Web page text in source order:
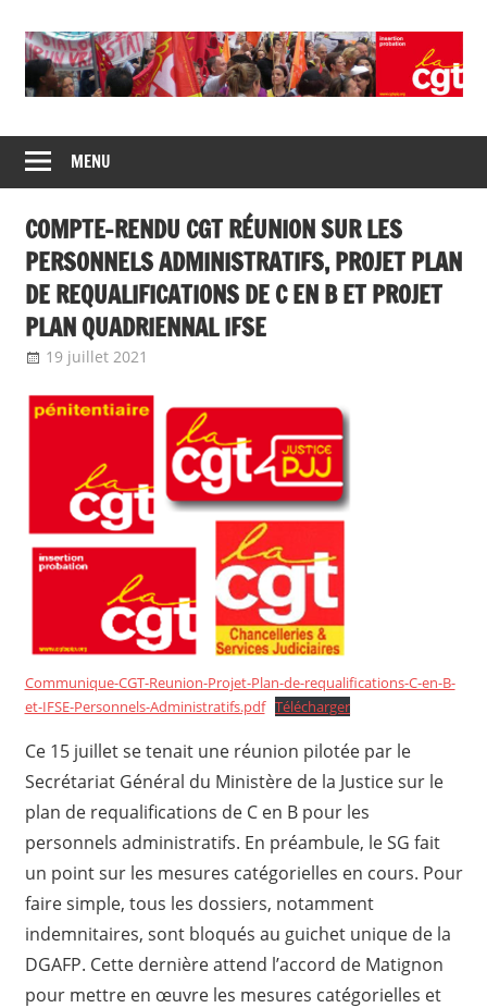
content
CGT
insertion
probation
de
syndicats
CGT
insertion
probation
MENU
COMPTE-RENDU CGT RÉUNION SUR LES
PERSONNELS ADMINISTRATIFS, PROJET PLAN
DE REQUALIFICATIONS DE C EN B ET PROJET
PLAN QUADRIENNAL IFSE
19 juillet 2021
Communique-CGT-Reunion-Projet-Plan-de-requalifications-C-en-B-
et-IFSE-Personnels-Administratifs.pdf Télécharger
Ce 15 juillet se tenait une réunion pilotée par le
Secrétariat Général du Ministère de la Justice sur le
plan de requalifications de C en B pour les
personnels administratifs. En préambule, le SG fait
un point sur les mesures catégorielles en cours. Pour
faire simple, tous les dossiers, notamment
indemnitaires, sont bloqués au guichet unique de la
DGAFP. Cette dernière attend l’accord de Matignon
pour mettre en œuvre les mesures catégorielles et